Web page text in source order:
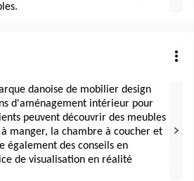
danoise de mobilier design
d'aménagement intérieur pour
peuvent découvrir des meubles
manger, la chambre à coucher et
également des conseils en
de visualisation en réalité